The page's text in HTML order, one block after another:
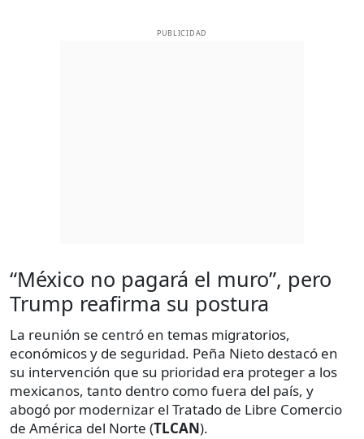
PUBLICIDAD
“México no pagará el muro”, pero
Trump reafirma su postura
La reunión se centró en temas migratorios,
económicos y de seguridad. Peña Nieto destacó en
su intervención que su prioridad era proteger a los
mexicanos, tanto dentro como fuera del país, y
abogó por modernizar el Tratado de Libre Comercio
de América del Norte (TLCAN).